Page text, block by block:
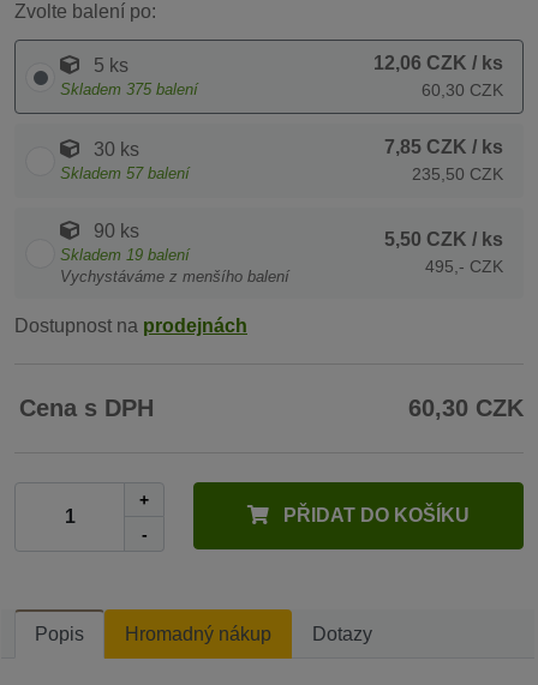
Zvolte balení po:
5 ks
Skladem 375 balení
12,06 CZK / ks
60,30 CZK
30 ks
Skladem 57 balení
7,85 CZK / ks
235,50 CZK
90 ks
Skladem 19 balení
Vychystáváme z menšího balení
5,50 CZK / ks
495,- CZK
Dostupnost na prodejnách
Cena s DPH 60,30 CZK
+
-
PŘIDAT DO KOŠÍKU
Popis Hromadný nákup Dotazy